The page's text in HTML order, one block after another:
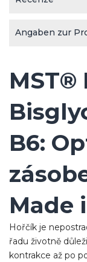
Angaben zur
MST®
B6:
Made
Hořčík je
řadu životně
kontrakce až po